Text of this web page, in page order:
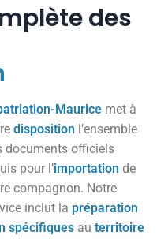
des
Maurice met à
disposition l’ensemble
documents officiels
pour l’importation de
compagnon. Notre
inclut la préparation
spécifiques au territoire